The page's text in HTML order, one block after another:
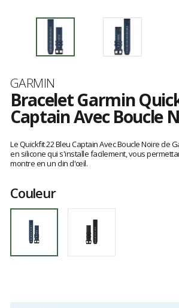
Marque
GARMIN
Bracelet Garmin
Captain Avec Boucle
avis
clients
Le Quickfit 22 Bleu Captain Avec Boucle Noire de
en silicone qui s'installe facilement, vous
montre en un clin d'œil.
Couleur